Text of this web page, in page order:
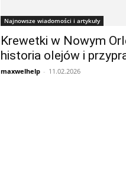
Najnowsze wiadomości i artykuły
Krewetki w Nowym
historia olejów i
maxwelhelp - 11.02.2026